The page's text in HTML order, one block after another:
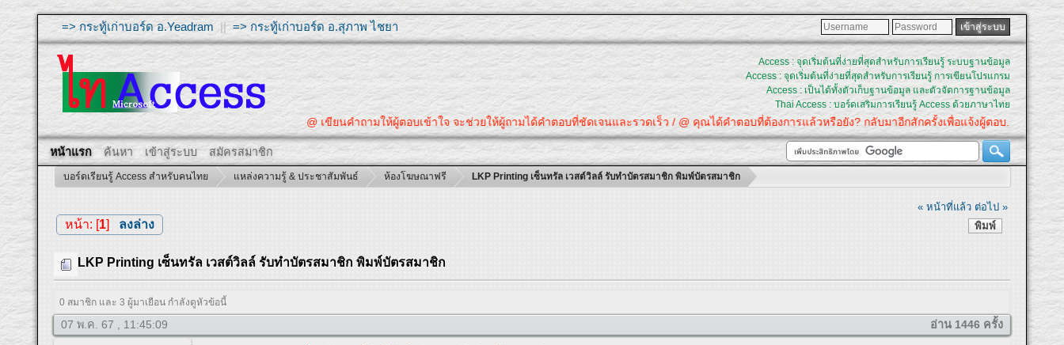
=> กระทู้เก่าบอร์ด อ.Yeadram ||=> กระทู้เก่าบอร์ด อ.สุภาพ ไชยา
Access : จุดเริ่มต้นที่ง่ายที่สุดสำหรับการเรียนรู้ ระบบฐานข้อมูล
Access : จุดเริ่มต้นที่ง่ายที่สุดสำหรับการเรียนรู้ การเขียนโปรแกรม
Access : เป็นได้ทั้งตัวเก็บฐานข้อมูล และตัวจัดการฐานข้อมูล
Thai Access : บอร์ดเสริมการเรียนรู้ Access ด้วยภาษาไทย
@ เขียนคำถามให้ผู้ตอบเข้าใจ จะช่วยให้ผู้ถามได้คำตอบที่ชัดเจนและรวดเร็ว / @ คุณได้คำตอบที่ต้องการแล้วหรือยัง? กลับมาอีกสักครั้งเพื่อแจ้งผู้ตอบ.
หน้าแรก ค้นหา เข้าสู่ระบบ สมัครสมาชิก
บอร์ดเรียนรู้ Access สำหรับคนไทย แหล่งความรู้ & ประชาสัมพันธ์ ห้องโฆษณาฟรี LKP Printing เซ็นทรัล เวสต์วิลล์ รับทำบัตรสมาชิก พิมพ์บัตรสมาชิก
« หน้าที่แล้ว ต่อไป »
พิมพ์
หน้า: [1] ลงล่าง
LKP Printing เซ็นทรัล เวสต์วิลล์ รับทำบัตรสมาชิก พิมพ์บัตรสมาชิก
0 สมาชิก และ 3 ผู้มาเยือน กำลังดูหัวข้อนี้
07 พ.ค. 67 , 11:45:09 อ่าน 1446 ครั้ง